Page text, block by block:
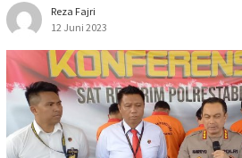
Reza Fajri
12 Juni 2023